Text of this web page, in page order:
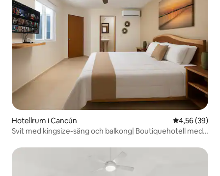
Hotellrum i Cancún 4,56 av 5 i
4,56 (39)
Svit med kingsize-säng och balkong| Boutiquehotell med